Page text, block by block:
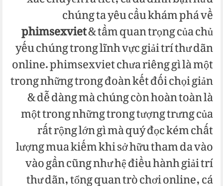
chúng ta yêu cầu khám phá về
phimsexviet& tầm quan trọng của chủ
yếu chúng trong lĩnh vực giải trí thư dãn
online. phimsexviet chưa riêng gì là một
trong những trong đoàn kết đối chọi giản
& dễ dàng mà chúng còn hoàn toàn là
một trong những trong tượng trưng của
rất rộng lớn gì mà quý đọc kém chất
lượng mua kiếm khi sở hữu tham da vào
vào gần cũng như hệ điều hành giải trí